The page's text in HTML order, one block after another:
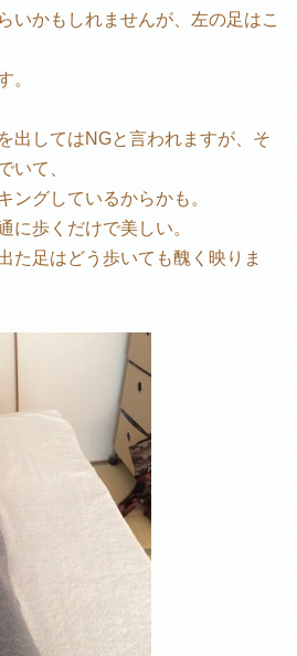
いかもしれませんが、左の足はこ
。
出してはNGと言われますが、そ
いて、
ングしているからかも。
に歩くだけで美しい。
た足はどう歩いても醜く映りま